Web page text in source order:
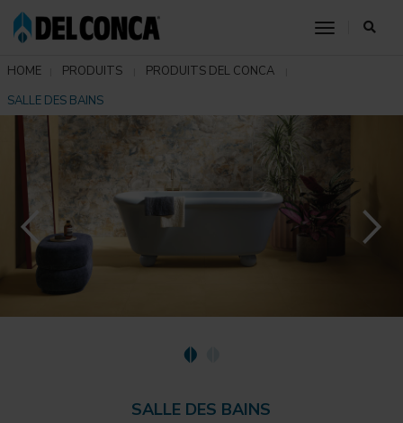
toggle
HOME PRODUITS
PRODUITS DEL CONCA
SALLE DES BAINS
SALLE DES BAINS